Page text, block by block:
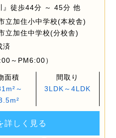
』徒歩44分 ～ 45分 他
立加住小中学校(本校舎)
立加住中学校(分校舎)
済
～PM6:00）
面積
～
間取り
3LDK～4LDK
詳しく見る